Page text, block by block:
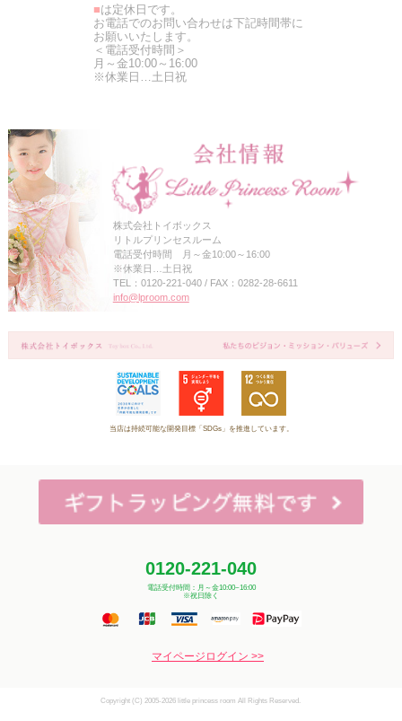
■は定休日です。
お電話でのお問い合わせは下記時間帯に
お願いいたします。
＜電話受付時間＞
月～金10:00～16:00
※休業日…土日祝
株式会社トイボックス
リトルプリンセスルーム
電話受付時間 月～金10:00～16:00
※休業日…土日祝
TEL：0120-221-040 / FAX：0282-28-6611
info@lproom.com
当店は持続可能な開発目標「SDGs」を推進しています。
0120-221-040
電話受付時間：月～金10:00~16:00
※祝日除く
マイページログイン >>
Copyright (C) 2005-2026 little princess room All Rights Reserved.